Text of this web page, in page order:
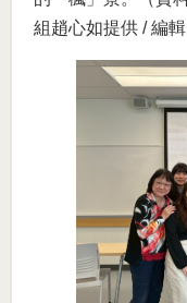
組趙心如提供 / 編輯